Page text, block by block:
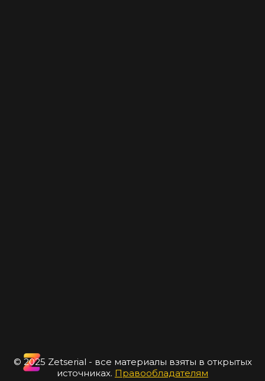
© 2025 Zetserial - все материалы взяты в открытых
источниках. Правообладателям